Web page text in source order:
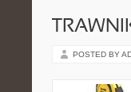
POSTED BY